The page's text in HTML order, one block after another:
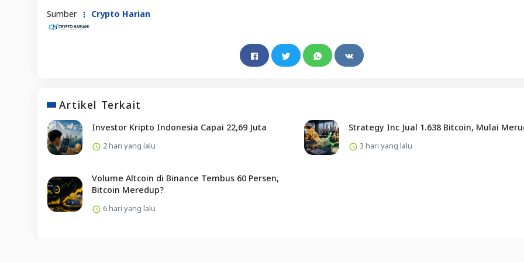
Sumber Crypto Harian
Artikel Terkait
Investor Kripto Indonesia Capai 22,69 Juta
2 hari yang lalu
Strategy Inc Jual 1.638 Bitcoin, Mulai
3 hari yang lalu
Volume Altcoin di Binance Tembus 60 Persen,
Bitcoin Meredup?
6 hari yang lalu